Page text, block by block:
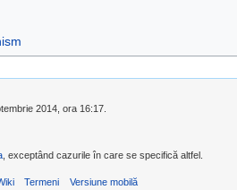
2014, ora 16:17.
, exceptând cazurile în care se specifică altfel.
Termeni Versiune mobilă